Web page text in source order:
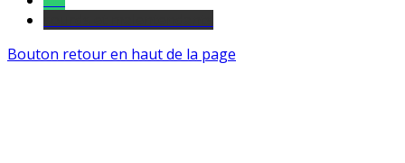
Bouton retour en haut de la page